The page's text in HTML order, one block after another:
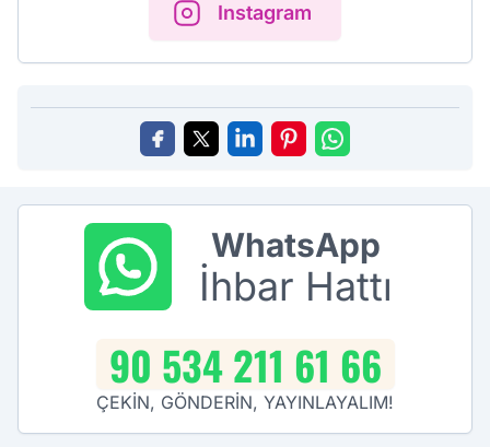
Instagram
WhatsApp
İhbar Hattı
90 534 211 61 66
ÇEKİN, GÖNDERİN, YAYINLAYALIM!